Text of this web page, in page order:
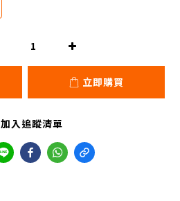
立即購買
加入追蹤清單